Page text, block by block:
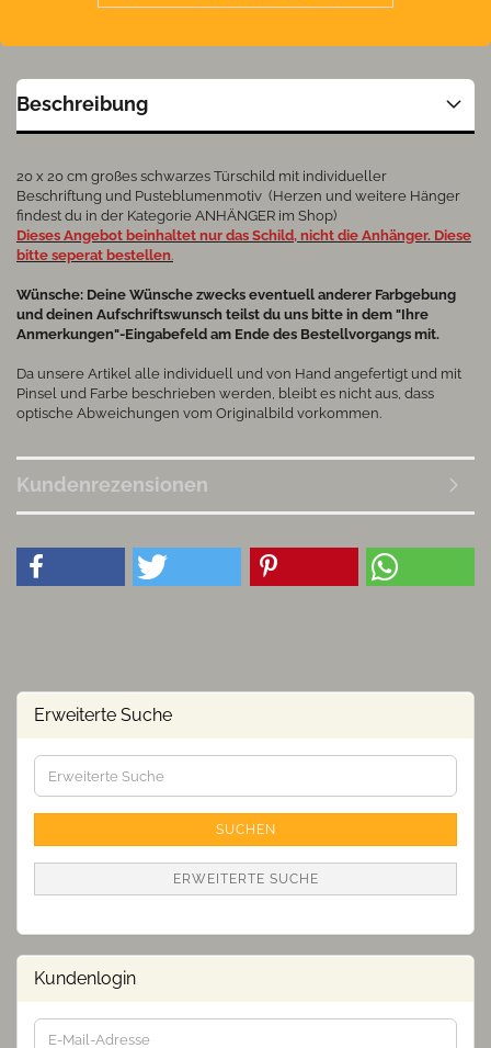
Beschreibung
20 x 20 cm großes schwarzes Türschild mit individueller
Beschriftung und Pusteblumenmotiv (Herzen und weitere Hänger
findest du in der Kategorie ANHÄNGER im Shop)
Dieses Angebot beinhaltet nur das Schild, nicht die Anhänger. Diese
bitte seperat bestellen.
Wünsche: Deine Wünsche zwecks eventuell anderer Farbgebung
und deinen Aufschriftswunsch teilst du uns bitte in dem "Ihre
Anmerkungen"-Eingabefeld am Ende des Bestellvorgangs mit.
Da unsere Artikel alle individuell und von Hand angefertigt und mit
Pinsel und Farbe beschrieben werden, bleibt es nicht aus, dass
optische Abweichungen vom Originalbild vorkommen.
Kundenrezensionen
Erweiterte Suche
Erweiterte
Suche
SUCHEN
ERWEITERTE SUCHE
Kundenlogin
E-